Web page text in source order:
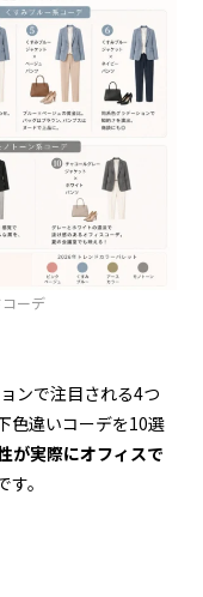
ーデ
ンで注目される4つ
色違いコーデを10選
が実際にオフィスで
す。